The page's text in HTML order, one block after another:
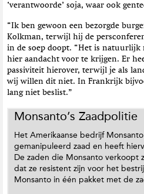
‘verantwoorde’ soja, waar ook
“Ik ben gewoon een bezorgde
Kolkman, terwijl hij de
in de soep doopt. “Het is natuurlijk
hier aandacht voor te krijgen. Er
passiviteit hierover, terwijl je als
wij willen dit niet. In Frankrijk
lang niet beslist.”
Monsanto’s Zaadpolitie
Het Amerikaanse bedrijf
gemanipuleerd zaad en heeft
De zaden die Monsanto verkoopt
dat ze resistent zijn voor het
Monsanto in één pakket met de